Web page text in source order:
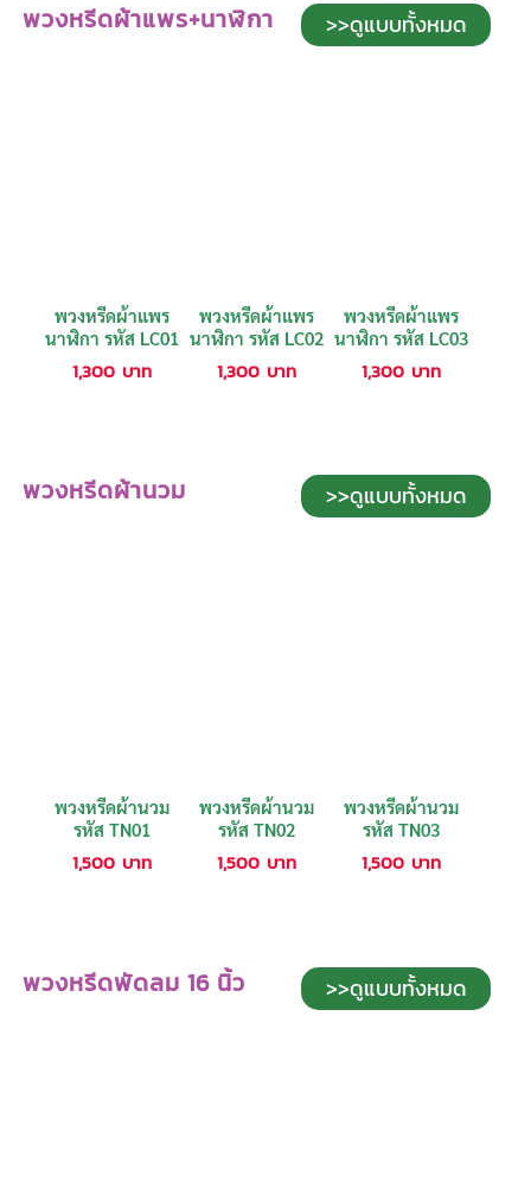
พวงหรีดผ้าแพร+นาฬิกา >>ดูแบบทั้งหมด
พวงหรีดผ้าแพร
นาฬิกา รหัส LC01
1,300 บาท
พวงหรีดผ้าแพร
นาฬิกา รหัส LC02
1,300 บาท
พวงหรีดผ้าแพร
นาฬิกา รหัส LC03
1,300 บาท
พวงหรีดผ้านวม >>ดูแบบทั้งหมด
พวงหรีดผ้านวม
รหัส TN01
1,500 บาท
พวงหรีดผ้านวม
รหัส TN02
1,500 บาท
พวงหรีดผ้านวม
รหัส TN03
1,500 บาท
พวงหรีดพัดลม 16 นิ้ว >>ดูแบบทั้งหมด